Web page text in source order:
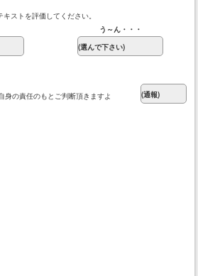
キストを評価してください。
う～ん・・・
の責任のもとご判断頂きますよ